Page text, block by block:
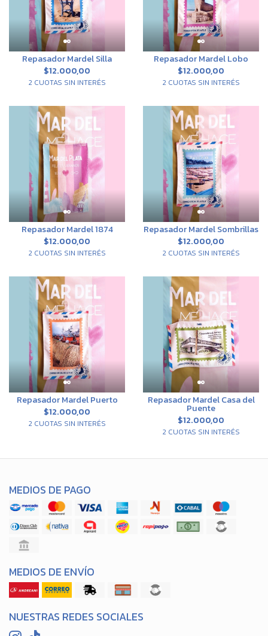
Repasador Mardel Silla
$12.000,00
2 CUOTAS SIN INTERÉS
Repasador Mardel Lobo
$12.000,00
2 CUOTAS SIN INTERÉS
Repasador Mardel 1874
$12.000,00
2 CUOTAS SIN INTERÉS
Repasador Mardel Sombrillas
$12.000,00
2 CUOTAS SIN INTERÉS
Repasador Mardel Puerto
$12.000,00
2 CUOTAS SIN INTERÉS
Repasador Mardel Casa del
Puente
$12.000,00
2 CUOTAS SIN INTERÉS
MEDIOS DE PAGO
MEDIOS DE ENVÍO
NUESTRAS REDES SOCIALES